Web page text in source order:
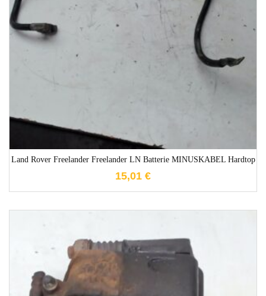
Land Rover Freelander Freelander LN Batterie MINUSKABEL Hardtop
15,01 €
1-3 Werktage